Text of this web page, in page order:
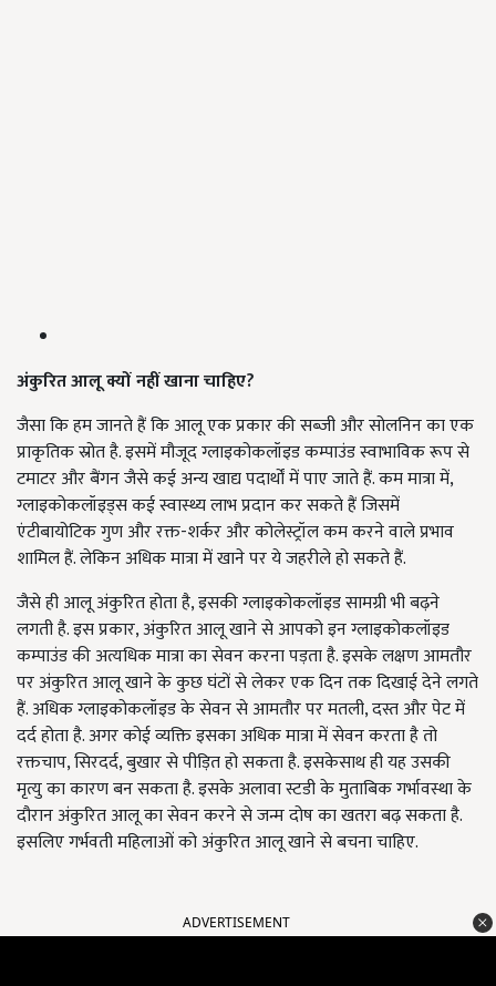
अंकुरित आलू क्यों नहीं खाना चाहिए?
जैसा कि हम जानते हैं कि आलू एक प्रकार की सब्जी और सोलनिन का एक
प्राकृतिक स्रोत है. इसमें मौजूद ग्लाइकोकलॉइड कम्पाउंड स्वाभाविक रूप से
टमाटर और बैंगन जैसे कई अन्य खाद्य पदार्थों में पाए जाते हैं. कम मात्रा में,
ग्लाइकोकलॉइड्स कई स्वास्थ्य लाभ प्रदान कर सकते हैं जिसमें
एंटीबायोटिक गुण और रक्त-शर्कर और कोलेस्ट्रॉल कम करने वाले प्रभाव
शामिल हैं. लेकिन अधिक मात्रा में खाने पर ये जहरीले हो सकते हैं.
जैसे ही आलू अंकुरित होता है, इसकी ग्लाइकोकलॉइड सामग्री भी बढ़ने
लगती है. इस प्रकार, अंकुरित आलू खाने से आपको इन ग्लाइकोकलॉइड
कम्पाउंड की अत्यधिक मात्रा का सेवन करना पड़ता है. इसके लक्षण आमतौर
पर अंकुरित आलू खाने के कुछ घंटों से लेकर एक दिन तक दिखाई देने लगते
हैं. अधिक ग्लाइकोकलॉइड के सेवन से आमतौर पर मतली, दस्त और पेट में
दर्द होता है. अगर कोई व्यक्ति इसका अधिक मात्रा में सेवन करता है तो
रक्तचाप, सिरदर्द, बुखार से पीड़ित हो सकता है. इसकेसाथ ही यह उसकी
मृत्यु का कारण बन सकता है. इसके अलावा स्टडी के मुताबिक गर्भावस्था के
दौरान अंकुरित आलू का सेवन करने से जन्म दोष का खतरा बढ़ सकता है.
इसलिए गर्भवती महिलाओं को अंकुरित आलू खाने से बचना चाहिए.
ADVERTISEMENT